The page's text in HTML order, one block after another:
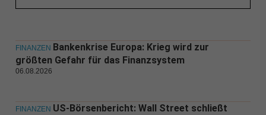
FINANZEN Bankenkrise Europa: Krieg wird zur
größten Gefahr für das Finanzsystem
06.08.2026
FINANZEN US-Börsenbericht: Wall Street schließt